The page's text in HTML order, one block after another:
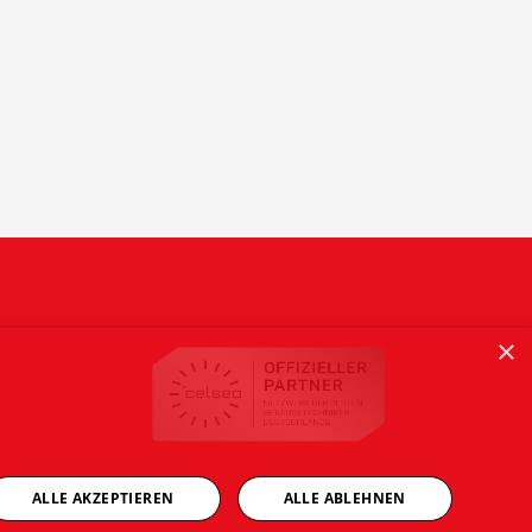
×
ALLE AKZEPTIEREN ALLE ABLEHNEN